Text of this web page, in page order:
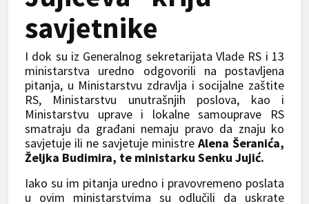
savjetnike
I dok su iz Generalnog sekretarijata Vlade RS i 13
ministarstva uredno odgovorili na postavljena
pitanja, u Ministarstvu zdravlja i socijalne zaštite
RS, Ministarstvu unutrašnjih poslova, kao i
Ministarstvu uprave i lokalne samouprave RS
smatraju da građani nemaju pravo da znaju ko
savjetuje ili ne savjetuje ministre Alena Šeranića,
Željka Budimira, te ministarku Senku Jujić.
Iako su im pitanja uredno i pravovremeno poslata
u ovim ministarstvima su odlučili da uskrate